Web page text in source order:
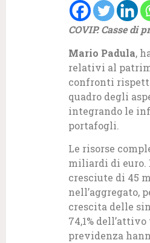
COVIP. Casse di
Mario Padula,
relativi al
confronti
quadro degli
integrando le
portafogli.
Le risorse
miliardi di euro.
cresciute di 45
nell’aggregato,
crescita delle
74,1%
previdenza